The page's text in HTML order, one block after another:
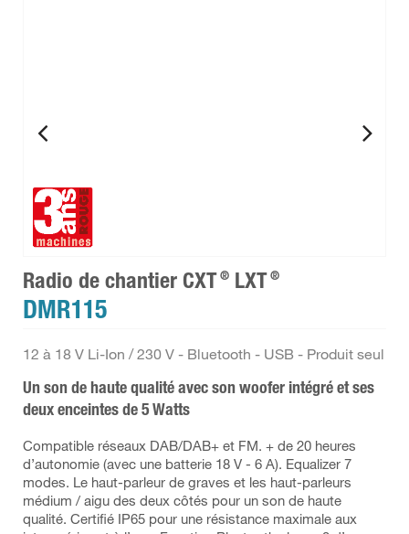
Radio de chantier CXT ® LXT ®
DMR115
12 à 18 V Li-Ion / 230 V - Bluetooth - USB - Produit seul
Un son de haute qualité avec son woofer intégré et ses
deux enceintes de 5 Watts
Compatible réseaux DAB/DAB+ et FM. + de 20 heures
d’autonomie (avec une batterie 18 V - 6 A). Equalizer 7
modes. Le haut-parleur de graves et les haut-parleurs
médium / aigu des deux côtés pour un son de haute
qualité. Certifié IP65 pour une résistance maximale aux